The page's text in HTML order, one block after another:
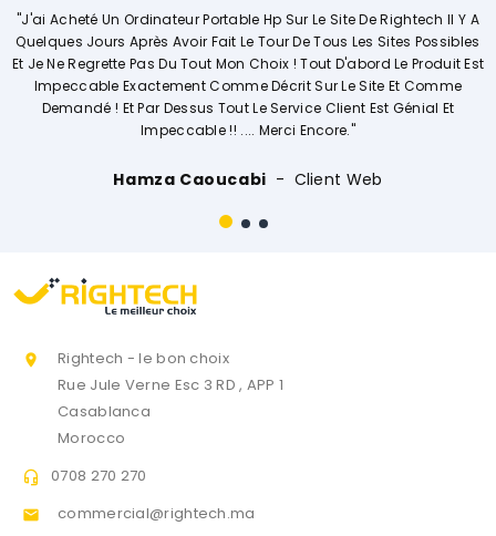
Hp Sur Le Site De Rightech Il Y A
Fait Le Tour De Tous Les Sites Possibles
Mon Choix ! Tout D'abord Le Produit Est
Comme Décrit Sur Le Site Et Comme
Tout Le Service Client Est Génial Et
!! .... Merci Encore."
Client Web
"Commerciale KHADIJA
Explique De Façon
Opérations. Société A

Rightech - le bon choix
Rue Jule Verne Esc 3 RD , APP 1
Casablanca
Morocco
 0708 270 270
 commercial@rightech.ma